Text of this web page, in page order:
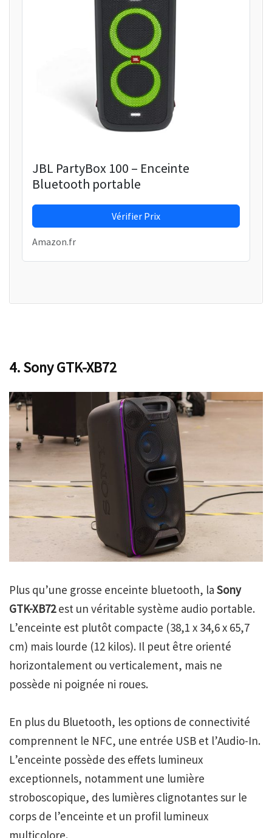
JBL PartyBox 100 – Enceinte
Bluetooth portable
Vérifier Prix
Amazon.fr
4. Sony GTK-XB72
Plus qu’une grosse enceinte bluetooth, la Sony
GTK-XB72est un véritable système audio portable.
L’enceinte est plutôt compacte (38,1 x 34,6 x 65,7
cm) mais lourde (12 kilos). Il peut être orienté
horizontalement ou verticalement, mais ne
possède ni poignée ni roues.
En plus du Bluetooth, les options de connectivité
comprennent le NFC, une entrée USB et l’Audio-In.
L’enceinte possède des effets lumineux
exceptionnels, notamment une lumière
stroboscopique, des lumières clignotantes sur le
corps de l’enceinte et un profil lumineux
multicolore.